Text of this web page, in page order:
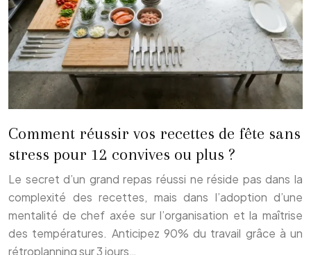
Comment réussir vos recettes de fête sans
stress pour 12 convives ou plus ?
Le secret d’un grand repas réussi ne réside pas dans la
complexité des recettes, mais dans l’adoption d’une
mentalité de chef axée sur l’organisation et la maîtrise
des températures. Anticipez 90% du travail grâce à un
rétroplanning sur 3 jours…